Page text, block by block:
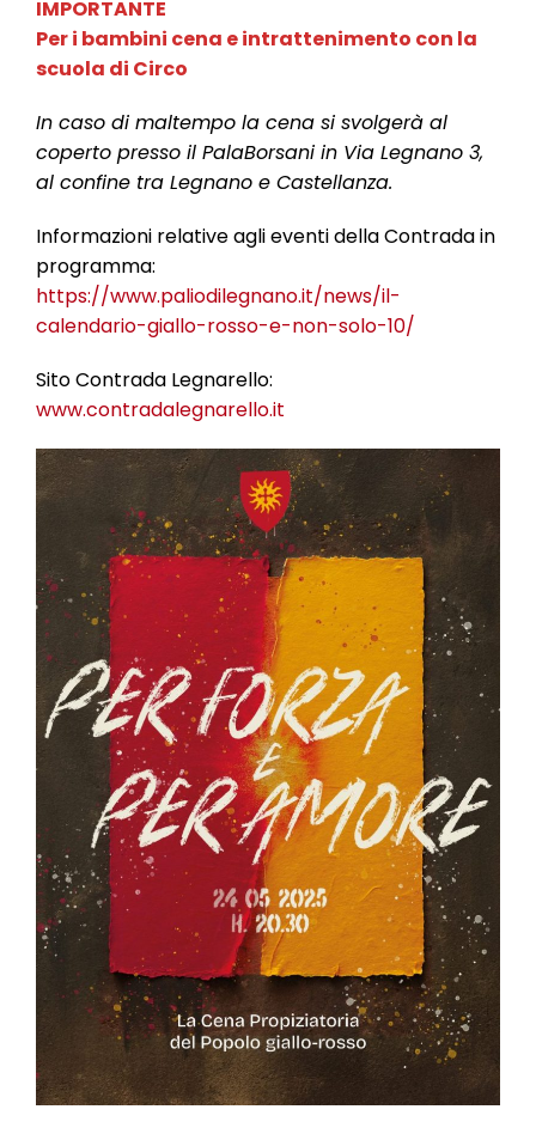
IMPORTANTE
Per i bambini cena e intrattenimento con la
scuola di Circo
In caso di maltempo la cena si svolgerà al
coperto presso il PalaBorsani in Via Legnano 3,
al confine tra Legnano e Castellanza.
Informazioni relative agli eventi della Contrada in
programma:
https://www.paliodilegnano.it/news/il-
calendario-giallo-rosso-e-non-solo-10/
Sito Contrada Legnarello:
www.contradalegnarello.it